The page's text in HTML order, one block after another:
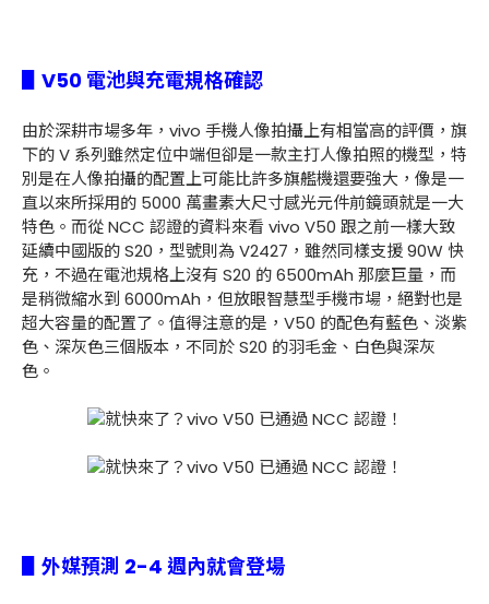
▋V50 電池與充電規格確認
由於深耕市場多年，vivo 手機人像拍攝上有相當高的評價，旗
下的 V 系列雖然定位中端但卻是一款主打人像拍照的機型，特
別是在人像拍攝的配置上可能比許多旗艦機還要強大，像是一
直以來所採用的 5000 萬畫素大尺寸感光元件前鏡頭就是一大
特色。而從 NCC 認證的資料來看 vivo V50 跟之前一樣大致
延續中國版的 S20，型號則為 V2427，雖然同樣支援 90W 快
充，不過在電池規格上沒有 S20 的 6500mAh 那麼巨量，而
是稍微縮水到 6000mAh，但放眼智慧型手機市場，絕對也是
超大容量的配置了。值得注意的是，V50 的配色有藍色、淡紫
色、深灰色三個版本，不同於 S20 的羽毛金、白色與深灰
色。
▋外媒預測 2-4 週內就會登場